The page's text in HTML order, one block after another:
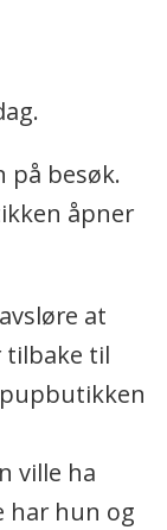
på besøk.
åpner
at
tilbake til
ville ha
har hun og